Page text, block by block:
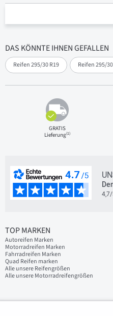
DAS KÖNNTE IHNEN GEFALLEN
Reifen 295/30 R19 Reifen 295/
GRATIS
Lieferung(1)
TOP MARKEN
Autoreifen Marken
Motorradreifen Marken
Fahrradreifen Marken
Quad Reifen marken
Alle unsere Reifengrößen
Alle unsere Motorradreifengrößen